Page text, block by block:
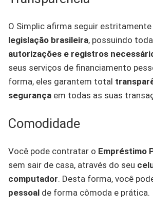
O Simplic afirma seguir estritamente
legislação brasileira, possuindo
autorizações e registros
seus serviços de financiamento
forma, eles garantem total
segurança em todas as suas
Comodidade
Você pode contratar o Empréstimo
sem sair de casa, através do seu
computador. Desta forma, você
pessoal de forma cômoda e prática.